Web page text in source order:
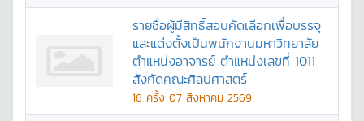
รายชื่อผู้มีสิทธิ์สอบคัดเลือกเพื่อบรรจุ
และแต่งตั้งเป็นพนักงานมหาวิทยาลัย
ตำแหน่งอาจารย์ ตำแหน่งเลขที่ 1011
สังกัดคณะศิลปศาสตร์
16 ครั้ง 07 สิงหาคม 2569